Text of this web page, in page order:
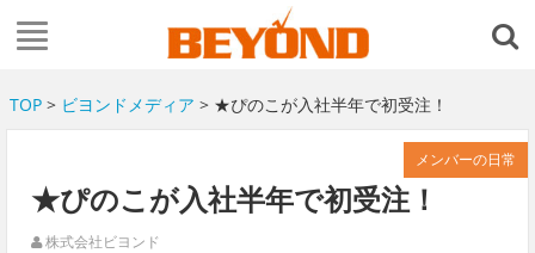
TOP> ビヨンドメディア > ★ぴのこが入社半年で初受注！
メンバーの日常
★ぴのこが入社半年で初受注！
株式会社ビヨンド